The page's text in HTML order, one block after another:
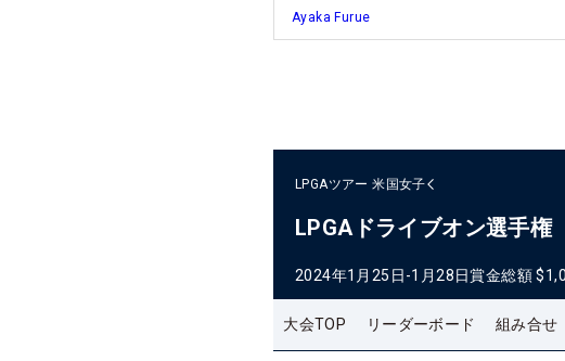
Ayaka Furue
LPGAツアー 米国女子
LPGAドライブオン選手権
2024年1月25日-1月28日賞金総額
大会TOP リーダーボード 組み合せ